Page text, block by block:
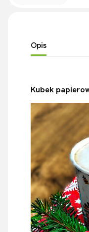
Opis
Kubek